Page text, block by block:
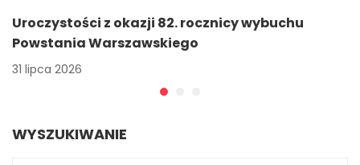
Uroczystości z okazji 82. rocznicy wybuchu
Powstania Warszawskiego
31 lipca 2026
WYSZUKIWANIE